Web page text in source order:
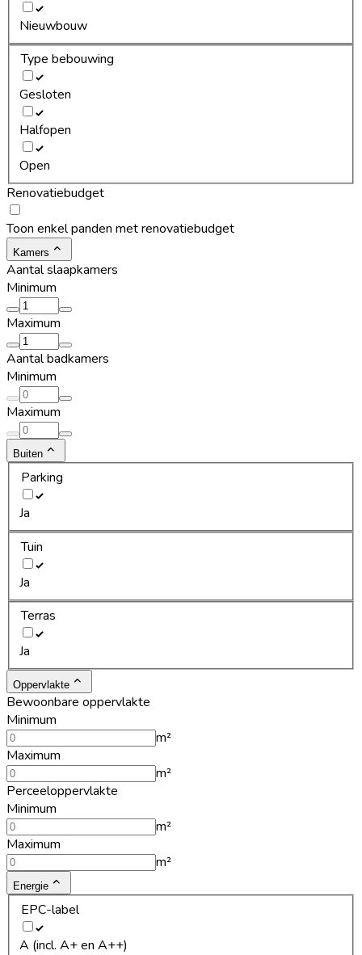
Nieuwbouw
Type bebouwing
Gesloten
Halfopen
Open
Renovatiebudget
Toon enkel panden met renovatiebudget
Kamers
Aantal slaapkamers
Minimum
Maximum
Aantal badkamers
Minimum
Maximum
Buiten
Parking
Ja
Tuin
Ja
Terras
Ja
Oppervlakte
Bewoonbare oppervlakte
Minimum
m²
Maximum
m²
Perceeloppervlakte
Minimum
m²
Maximum
m²
Energie
EPC-label
A (incl. A+ en A++)